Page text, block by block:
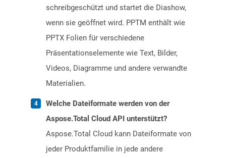
schreibgeschützt und startet die Diashow,
wenn sie geöffnet wird. PPTM enthält wie
PPTX Folien für verschiedene
Präsentationselemente wie Text, Bilder,
Videos, Diagramme und andere verwandte
Materialien.
Welche Dateiformate werden von der
Aspose.Total Cloud API unterstützt?
Aspose.Total Cloud kann Dateiformate von
jeder Produktfamilie in jede andere